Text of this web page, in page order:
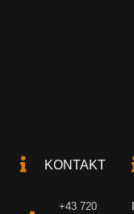
KONTAKT
+43 720